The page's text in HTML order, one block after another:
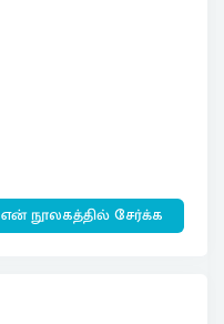
என் நூலகத்தில் சேர்க்க